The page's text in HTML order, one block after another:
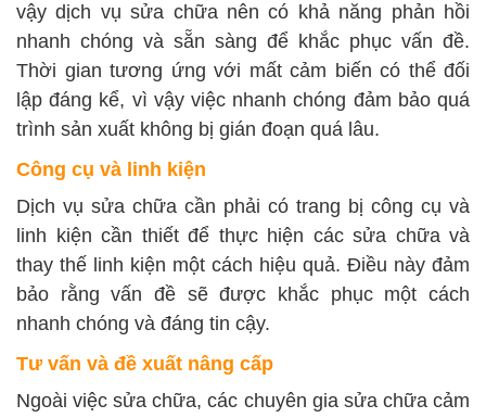
vậy dịch vụ sửa chữa nên có khả năng phản hồi
nhanh chóng và sẵn sàng để khắc phục vấn đề.
Thời gian tương ứng với mất cảm biến có thể đối
lập đáng kể, vì vậy việc nhanh chóng đảm bảo quá
trình sản xuất không bị gián đoạn quá lâu.
Công cụ và linh kiện
Dịch vụ sửa chữa cần phải có trang bị công cụ và
linh kiện cần thiết để thực hiện các sửa chữa và
thay thế linh kiện một cách hiệu quả. Điều này đảm
bảo rằng vấn đề sẽ được khắc phục một cách
nhanh chóng và đáng tin cậy.
Tư vấn và đề xuất nâng cấp
Ngoài việc sửa chữa, các chuyên gia sửa chữa cảm